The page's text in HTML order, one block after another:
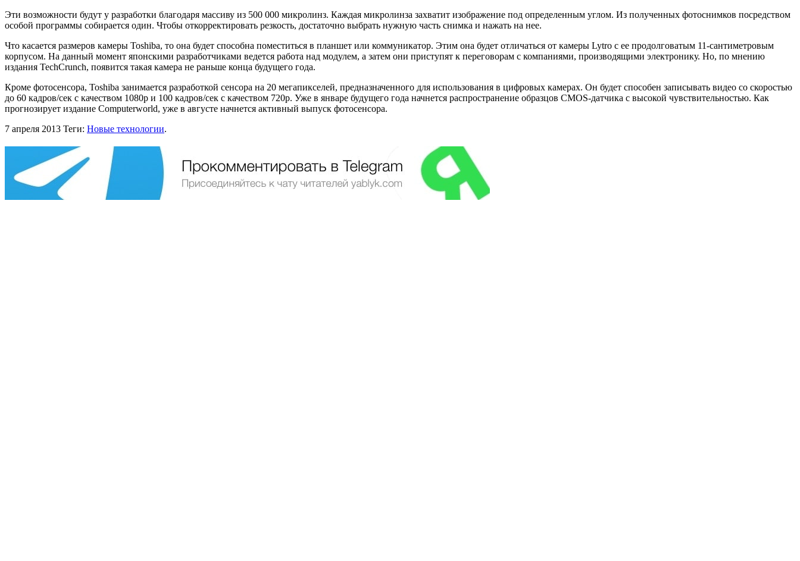
Эти возможности будут у разработки благодаря массиву из 500 000 микролинз. Каждая микролинза захватит изображение под определенным углом. Из полученных фотоснимков посредством
особой программы собирается один. Чтобы откорректировать резкость, достаточно выбрать нужную часть снимка и нажать на нее.
Что касается размеров камеры Toshiba, то она будет способна поместиться в планшет или коммуникатор. Этим она будет отличаться от камеры Lytro с ее продолговатым 11-сантиметровым
корпусом. На данный момент японскими разработчиками ведется работа над модулем, а затем они приступят к переговорам с компаниями, производящими электронику. Но, по мнению
издания TechCrunch, появится такая камера не раньше конца будущего года.
Кроме фотосенсора, Toshiba занимается разработкой сенсора на 20 мегапикселей, предназначенного для использования в цифровых камерах. Он будет способен записывать видео со скоростью
до 60 кадров/сек с качеством 1080р и 100 кадров/сек с качеством 720р. Уже в январе будущего года начнется распространение образцов CMOS-датчика с высокой чувствительностью. Как
прогнозирует издание Computerworld, уже в августе начнется активный выпуск фотосенсора.
7 апреля 2013 Теги: Новые технологии.